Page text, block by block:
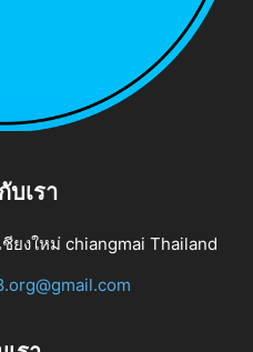
บเรา
ยงใหม่ chiangmai Thailand